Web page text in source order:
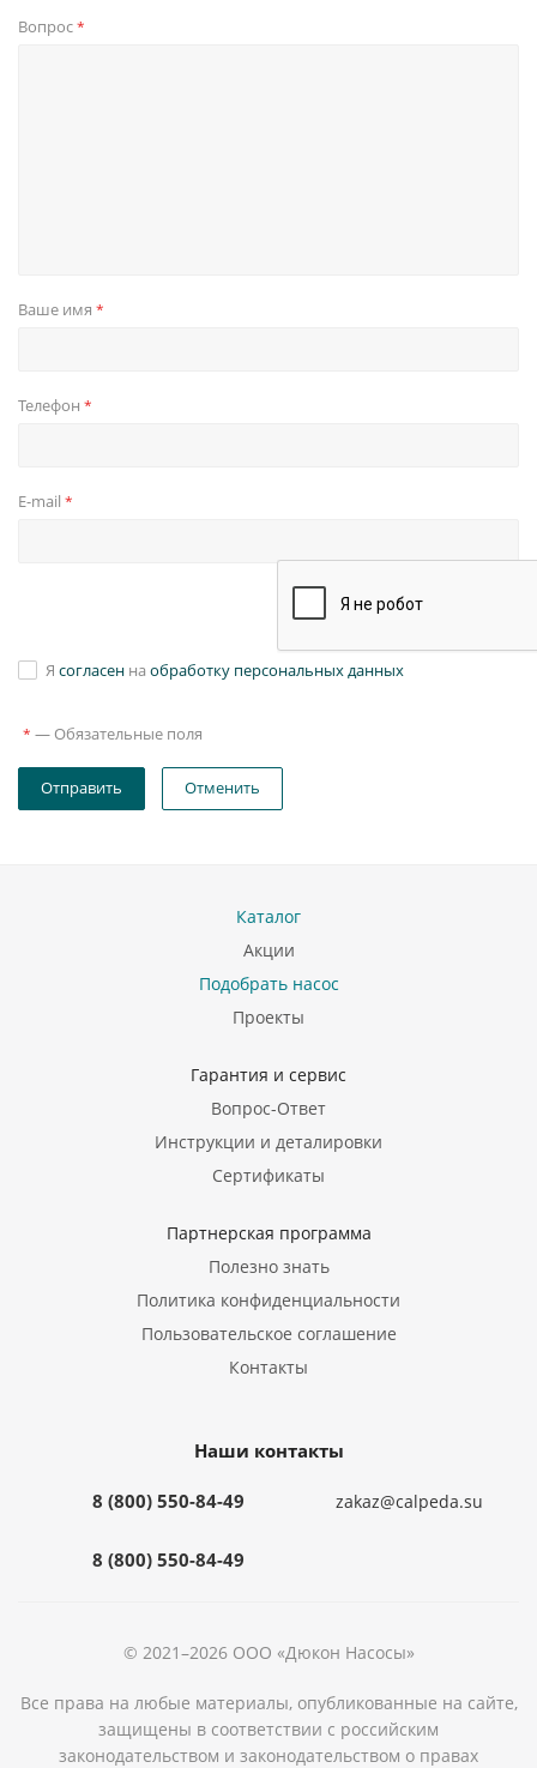
Вопрос*
Ваше имя *
Телефон *
E-mail *
Я согласен на обработку персональных данных
* — Обязательные поля
Отправить Отменить
Каталог
Акции
Подобрать насос
Проекты
Гарантия и сервис
Вопрос-Ответ
Инструкции и деталировки
Сертификаты
Партнерская программа
Полезно знать
Политика конфиденциальности
Пользовательское соглашение
Контакты
Наши контакты
8 (800) 550-84-49
8 (800) 550-84-49
zakaz@calpeda.su
© 2021–2026 ООО «Дюкон Насосы»
Все права на любые материалы, опубликованные на сайте,
защищены в соответствии с российским
законодательством и законодательством о правах